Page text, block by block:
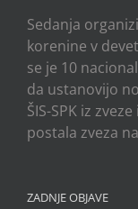
Sedanja
korenine v
se je 10
da ustanovijo
ŠIS-SPK iz
postala zveza
ZADNJE OBJAVE